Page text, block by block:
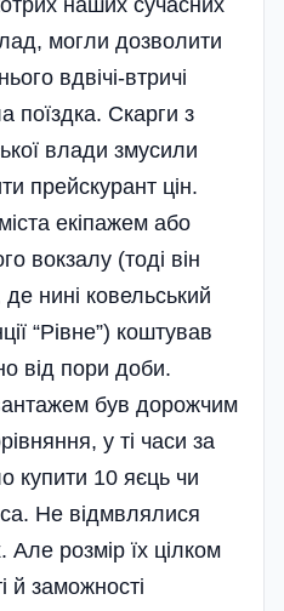
могли дозволити
вдвічі-втричі
поїздка. Скарги з
влади змусили
прейскурант цін.
екіпажем або
вокзалу (тоді він
нині ковельський
“Рівне”) коштував
від пори доби.
був дорожчим
у ті часи за
купити 10 яєць чи
Не відмвлялися
Але розмір їх цілком
й заможності